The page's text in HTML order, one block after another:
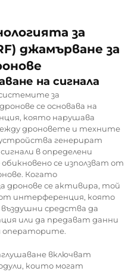
за
джамърване за
на сигнала
за
се основава на
която нарушава
дроновете и техните
устройства генерират
в определени
се използват от
Когато
дронове се активира, той
интерференция, която
средства да
или да предават данни
операторите.
включват
които могат